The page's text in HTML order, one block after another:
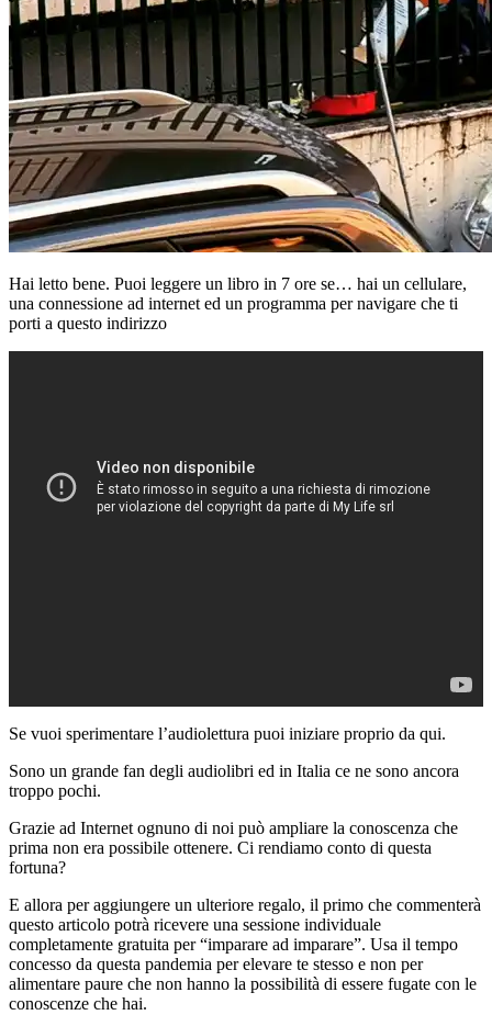
Hai letto bene. Puoi leggere un libro in 7 ore se… hai un cellulare,
una connessione ad internet ed un programma per navigare che ti
porti a questo indirizzo
Se vuoi sperimentare l’audiolettura puoi iniziare proprio da qui.
Sono un grande fan degli audiolibri ed in Italia ce ne sono ancora
troppo pochi.
Grazie ad Internet ognuno di noi può ampliare la conoscenza che
prima non era possibile ottenere. Ci rendiamo conto di questa
fortuna?
E allora per aggiungere un ulteriore regalo, il primo che commenterà
questo articolo potrà ricevere una sessione individuale
completamente gratuita per “imparare ad imparare”. Usa il tempo
concesso da questa pandemia per elevare te stesso e non per
alimentare paure che non hanno la possibilità di essere fugate con le
conoscenze che hai.